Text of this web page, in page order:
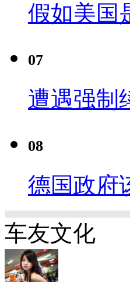
假如美国
07
遭遇强制
08
德国政府
车友文化